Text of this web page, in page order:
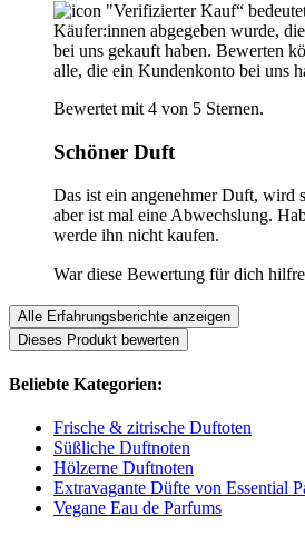
"Verifizierter Kauf“
Käufer:innen abgegeben wurde,
bei uns gekauft haben. Bewerten
alle, die ein Kundenkonto bei uns
Bewertet mit 4 von 5 Sternen.
Schöner Duft
Das ist ein angenehmer Duft, wird
aber ist mal eine Abwechslung.
werde ihn nicht kaufen.
War diese Bewertung für dich
Alle Erfahrungsberichte anzeigen
Dieses Produkt bewerten
Beliebte Kategorien:
Frische & zitrische Duftoten
Süßliche Duftnoten
Hölzerne Duftnoten
Extravagante Düfte von Essential
Vegane Eau de Parfums